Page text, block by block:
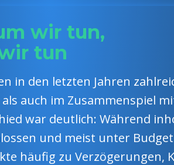
wir tun,
tun
in den letzten Jahren
auch im Zusammenspiel
war deutlich: Während
und meist unter
häufig zu Verzögerungen,